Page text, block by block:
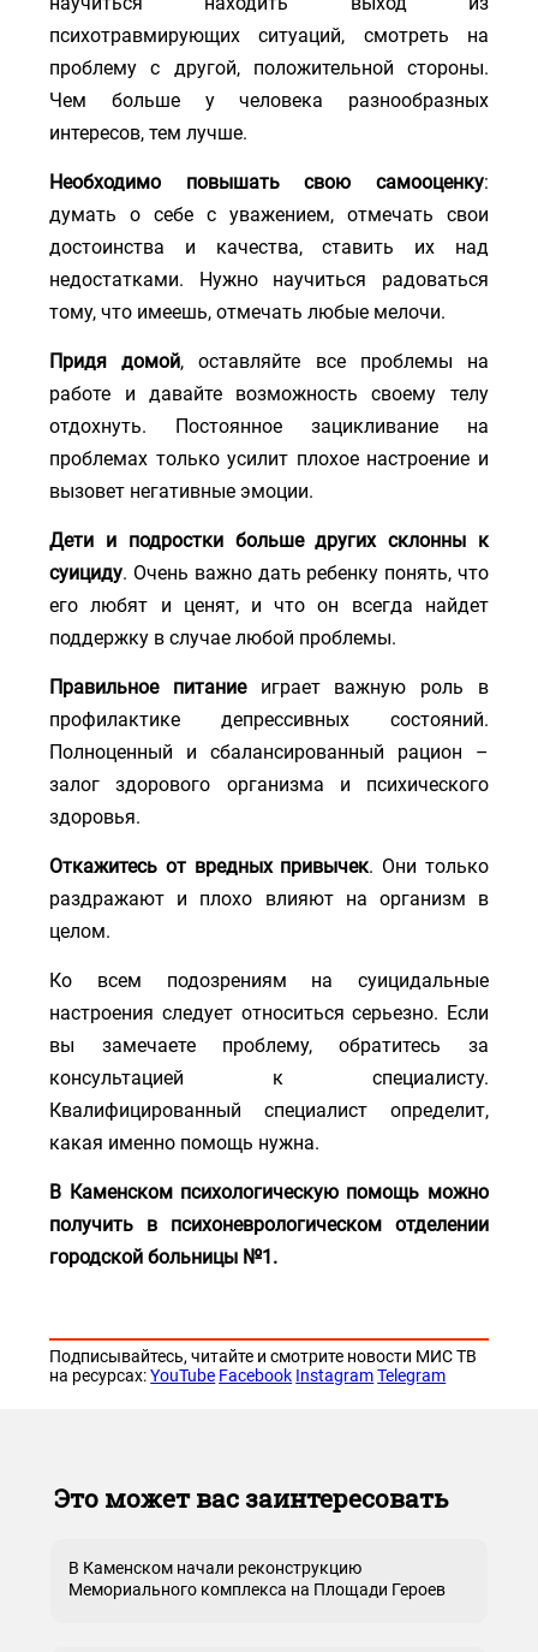
психотравмирующих ситуаций, смотреть на
проблему с другой, положительной стороны.
Чем больше у человека разнообразных
интересов, тем лучше.
Необходимо повышать свою самооценку:
думать о себе с уважением, отмечать свои
достоинства и качества, ставить их над
недостатками. Нужно научиться радоваться
тому, что имеешь, отмечать любые мелочи.
Придя домой, оставляйте все проблемы на
работе и давайте возможность своему телу
отдохнуть. Постоянное зацикливание на
проблемах только усилит плохое настроение и
вызовет негативные эмоции.
Дети и подростки больше других склонны к
суициду. Очень важно дать ребенку понять, что
его любят и ценят, и что он всегда найдет
поддержку в случае любой проблемы.
Правильное питаниеиграет важную роль в
профилактике депрессивных состояний.
Полноценный и сбалансированный рацион –
залог здорового организма и психического
здоровья.
Откажитесь от вредных привычек. Они только
раздражают и плохо влияют на организм в
целом.
Ко всем подозрениям на суицидальные
настроения следует относиться серьезно. Если
вы замечаете проблему, обратитесь за
консультацией к специалисту.
Квалифицированный специалист определит,
какая именно помощь нужна.
В Каменском психологическую помощь можно
получить в психоневрологическом отделении
городской больницы №1.
Подписывайтесь, читайте и смотрите новости МИС ТВ
на ресурсах:YouTube Facebook Instagram Telegram
Это может вас заинтересовать
В Каменском начали реконструкцию
Мемориального комплекса на Площади Героев